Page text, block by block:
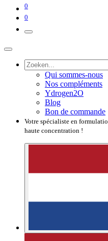
0
0
Qui sommes-nous
Nos compléments
Ydrogen2O
Blog
Bon de commande
Votre spécialiste en
haute concentration !